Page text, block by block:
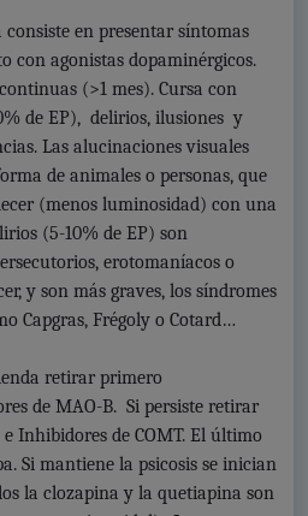
en presentar síntomas
con agonistas dopaminérgicos.
(>1 mes). Cursa con
de EP), delirios, ilusiones y
Las alucinaciones visuales
de animales o personas, que
(menos luminosidad) con una
(5-10% de EP) son
erotomaníacos o
y son más graves, los síndromes
Capgras, Frégoly o Cotard…
retirar primero
de MAO-B. Si persiste retirar
Inhibidores de COMT. El último
Si mantiene la psicosis se inician
la clozapina y la quetiapina son